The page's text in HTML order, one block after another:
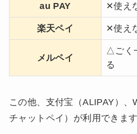
au PAY ✕使え
楽天ペイ ✕使え
メルペイ
△ごく
る
この他、支付宝（ALIPAY）、
チャットペイ）が利用できます